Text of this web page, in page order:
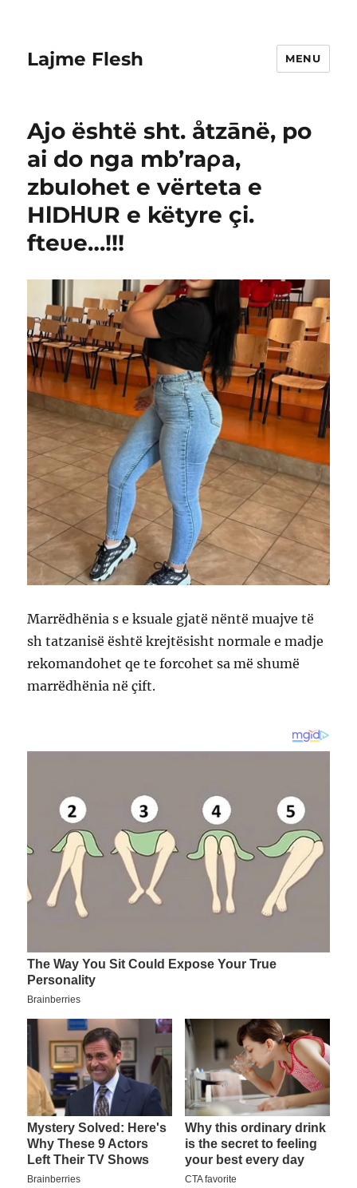
Lajme Flesh MENU
Ajo është sht. åtzānë, po
ai do nga mb’raρa,
zbuIohet e vërteta e
HlDΗUR e këtyre çi.
fteυe…!!!
Marrëdhënia s e ksuale gjatë nëntë muajve të
sh tatzanisë është krejtësisht normale e madje
rekomandohet qe te forcohet sa më shumë
marrëdhënia në çift.